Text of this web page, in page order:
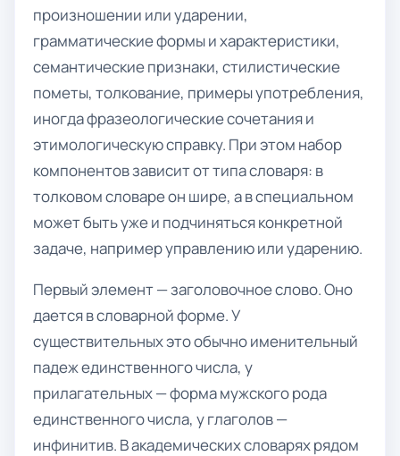
произношении или ударении,
грамматические формы и характеристики,
семантические признаки, стилистические
пометы, толкование, примеры употребления,
иногда фразеологические сочетания и
этимологическую справку. При этом набор
компонентов зависит от типа словаря: в
толковом словаре он шире, а в специальном
может быть уже и подчиняться конкретной
задаче, например управлению или ударению.
Первый элемент — заголовочное слово. Оно
дается в словарной форме. У
существительных это обычно именительный
падеж единственного числа, у
прилагательных — форма мужского рода
единственного числа, у глаголов —
инфинитив. В академических словарях рядом